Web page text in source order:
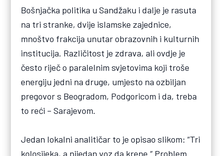
Bošnjačka politika u Sandžaku i dalje je rasuta
na tri stranke, dvije islamske zajednice,
mnoštvo frakcija unutar obrazovnih i kulturnih
institucija. Različitost je zdrava, ali ovdje je
često riječ o paralelnim svjetovima koji troše
energiju jedni na druge, umjesto na ozbiljan
pregovor s Beogradom, Podgoricom i da, treba
to reći – Sarajevom.
Jedan lokalni analitičar to je opisao slikom: “Tri
kolosijeka, a nijedan voz da krene.” Problem